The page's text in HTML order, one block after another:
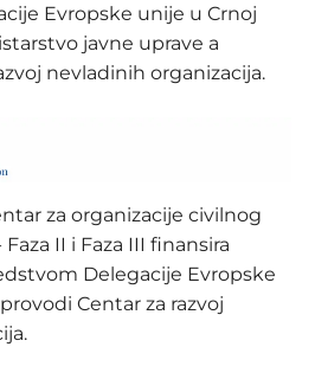
Evropske unije u Crnoj
javne uprave a
nevladinih organizacija.
za organizacije civilnog
II i Faza III finansira
Delegacije Evropske
Centar za razvoj